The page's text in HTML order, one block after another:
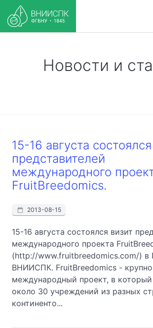
Новости и
15-16 августа
представителей
международного
FruitBreedomics.
2013-08-15
15-16 августа состоялся визит
международного проекта
(http://www.fruitbreedomics.com/) в
ВНИИСПК. FruitBreedomics -
международный проект, в
около 30 учреждений из разных
континенто...